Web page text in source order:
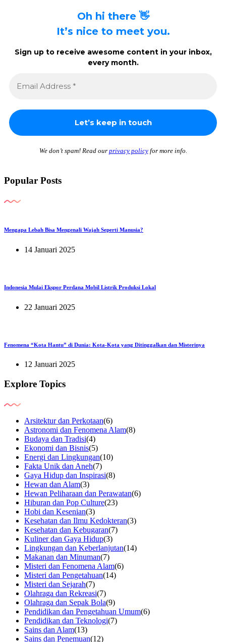
Oh hi there 👋
It’s nice to meet you.
Sign up to receive awesome content in your inbox,
every month.
We don’t spam! Read our privacy policyfor more info.
Popular Posts
Mengapa Lebah Bisa Mengenali Wajah Seperti Manusia?
14 Januari 2025
Indonesia Mulai Ekspor Perdana Mobil Listrik Produksi Lokal
22 Januari 2025
Fenomena “Kota Hantu” di Dunia: Kota-Kota yang Ditinggalkan dan Misterinya
12 Januari 2025
Explore Topics
Arsitektur dan Perkotaan(6)
Astronomi dan Fenomena Alam(8)
Budaya dan Tradisi(4)
Ekonomi dan Bisnis(5)
Energi dan Lingkungan(10)
Fakta Unik dan Aneh(7)
Gaya Hidup dan Inspirasi(8)
Hewan dan Alam(3)
Hewan Peliharaan dan Perawatan(6)
Hiburan dan Pop Culture(23)
Hobi dan Kesenian(3)
Kesehatan dan Ilmu Kedokteran(3)
Kesehatan dan Kebugaran(7)
Kuliner dan Gaya Hidup(3)
Lingkungan dan Keberlanjutan(14)
Makanan dan Minuman(7)
Misteri dan Fenomena Alam(6)
Misteri dan Pengetahuan(14)
Misteri dan Sejarah(7)
Olahraga dan Rekreasi(7)
Olahraga dan Sepak Bola(9)
Pendidikan dan Pengetahuan Umum(6)
Pendidikan dan Teknologi(7)
Sains dan Alam(13)
Sains dan Penemuan(12)